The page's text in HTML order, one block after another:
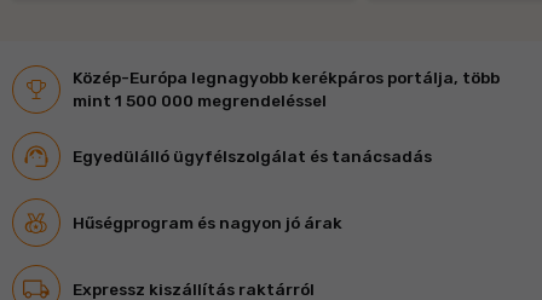
Közép-Európa legnagyobb kerékpáros portálja, több
mint 1 500 000 megrendeléssel
Egyedülálló ügyfélszolgálat és tanácsadás
Hűségprogram és nagyon jó árak
Expressz kiszállítás raktárról